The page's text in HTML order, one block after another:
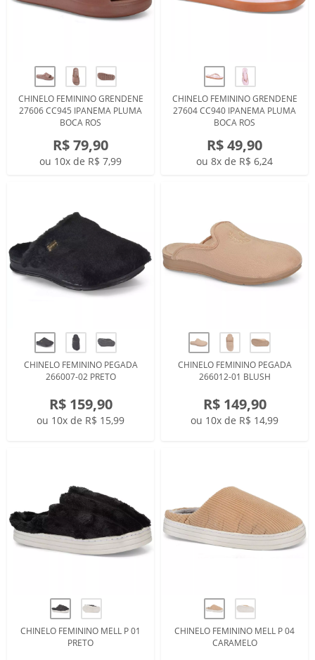
CHINELO FEMININO GRENDENE
27606 CC945 IPANEMA PLUMA
BOCA ROS
R$ 79,90
ou 10x de R$ 7,99
CHINELO FEMININO GRENDENE
27604 CC940 IPANEMA PLUMA
BOCA ROS
R$ 49,90
ou 8x de R$ 6,24
CHINELO FEMININO PEGADA
266007-02 PRETO
R$ 159,90
ou 10x de R$ 15,99
CHINELO FEMININO PEGADA
266012-01 BLUSH
R$ 149,90
ou 10x de R$ 14,99
CHINELO FEMININO MELL P 01
PRETO
CHINELO FEMININO MELL P 04
CARAMELO